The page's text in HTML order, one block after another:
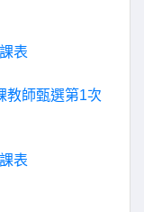
表
教師甄選第1次
表